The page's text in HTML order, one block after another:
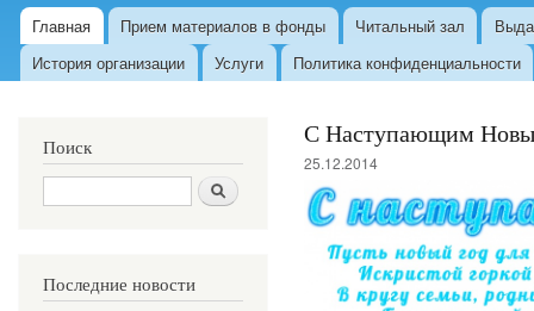
Главное меню
Главная Прием материалов в фонды Читальный зал
История организации
Услуги Политика конфиденциальности
Поиск
Поиск
Последние новости
С Наступающим
25.12.2014